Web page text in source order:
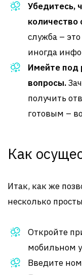
Убедитесь,
количество
служба –
иногда
Имейте под
вопросы.
получить
готовым –
Как
Итак, как же
несколько
Откройте
мобильном
Введите